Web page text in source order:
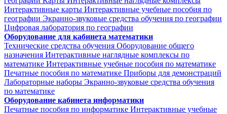
Интерактивные карты Интерактивные учебные пособия по
географии Экранно-звуковые средства обучения по географии
Цифровая лаборатория по географии
Оборудование для кабинета математики
Технические средства обучения Оборудование общего
назначения Интерактивные наглядные комплексы по
математике Интерактивные учебные пособия по математике
Печатные пособия по математике Приборы для демонстраций
Лабораторные наборы Экранно-звуковые средства обучения
по математике
Оборудование кабинета информатики
Печатные пособия по информатике Интерактивные учебные